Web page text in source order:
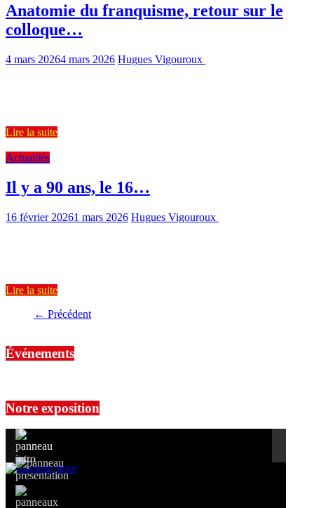
Anatomie du franquisme, retour sur le
colloque…
4 mars 20264 mars 2026 Hugues Vigouroux
Lire la suite
Actualités
Il y a 90 ans, le 16…
16 février 20261 mars 2026 Hugues Vigouroux
Lire la suite
← Précédent
Événements
Notre exposition